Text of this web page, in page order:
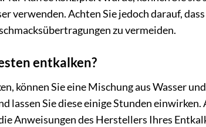
verwenden. Achten Sie jedoch darauf,
zu vermeiden.
entkalken?
können Sie eine Mischung aus Wasser
lassen Sie diese einige Stunden
Anweisungen des Herstellers Ihres